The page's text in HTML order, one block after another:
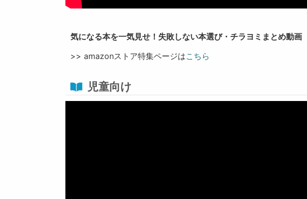
気になる本を一気見せ！失敗しない本選び・チラヨミまとめ動画
>> amazonストア特集ページはこちら
児童向け